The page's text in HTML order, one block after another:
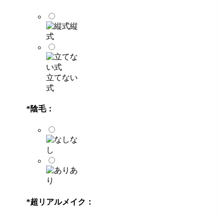
縦
式
立てない
式
*陰毛：
な
し
あ
り
*超リアルメイク：